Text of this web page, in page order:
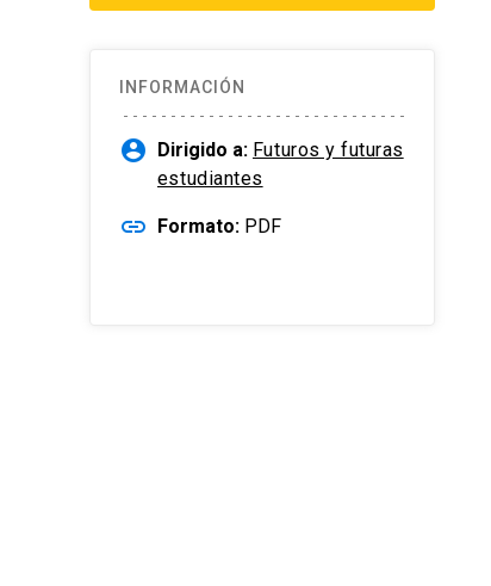
INFORMACIÓN
account_circle Dirigido a: Futuros y futuras
estudiantes
link Formato:PDF